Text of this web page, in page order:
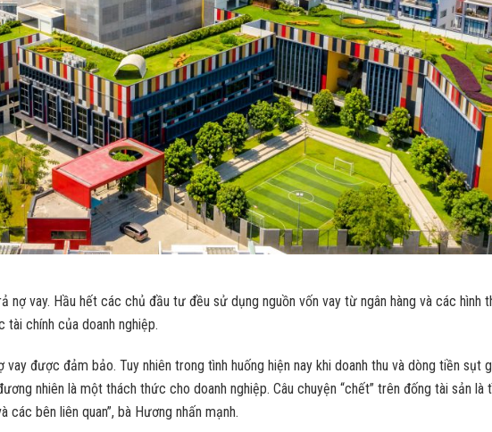
vay. Hầu hết các chủ đầu tư đều sử dụng nguồn vốn vay từ ngân hàng và các hình
chính của doanh nghiệp.
được đảm bảo. Tuy nhiên trong tình huống hiện nay khi doanh thu và dòng tiền sụt
nhiên là một thách thức cho doanh nghiệp. Câu chuyện “chết” trên đống tài sản là
bên liên quan”, bà Hương nhấn mạnh.